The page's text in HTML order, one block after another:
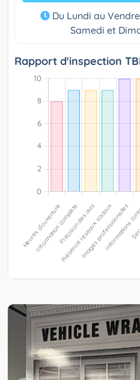
Du Lundi au
Samedi et
Rapport d'inspection